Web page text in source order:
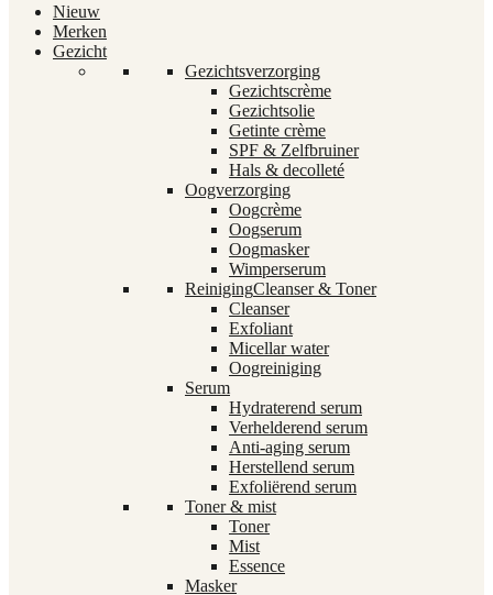
Nieuw
Merken
Gezicht
Gezichtsverzorging
Gezichtscrème
Gezichtsolie
Getinte crème
SPF & Zelfbruiner
Hals & decolleté
Oogverzorging
Oogcrème
Oogserum
Oogmasker
Wimperserum
ReinigingCleanser & Toner
Cleanser
Exfoliant
Micellar water
Oogreiniging
Serum
Hydraterend serum
Verhelderend serum
Anti-aging serum
Herstellend serum
Exfoliërend serum
Toner & mist
Toner
Mist
Essence
Masker